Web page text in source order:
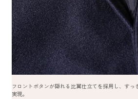
フロントボタンが隠れる比翼仕立てを採用し、すっ
実現。